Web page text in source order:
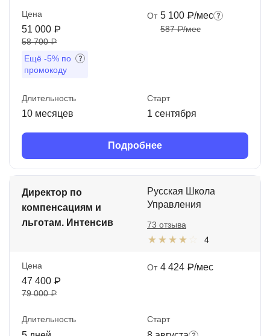
Цена
51 000 ₽
58 700 ₽
Ещё -5% по
промокоду
От 5 100 ₽/мес
587 ₽/мес
Длительность
10 месяцев
Старт
1 сентября
Подробнее
Директор по
компенсациям и
льготам. Интенсив
Русская Школа
Управления
4
73 отзыва
Цена
47 400 ₽
79 000 ₽
От 4 424 ₽/мес
Длительность Старт